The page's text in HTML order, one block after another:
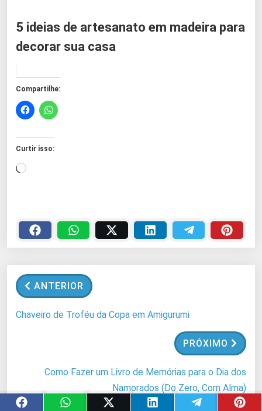
5 ideias de artesanato em madeira para
decorar sua casa
Compartilhe:
Curtir isso:
C
e
g
n
d
ANTERIOR
Chaveiro de Troféu da Copa em Amigurumi
PRÓXIMO
Como Fazer um Livro de Memórias para o Dia dos
Namorados (Do Zero, Com Alma)